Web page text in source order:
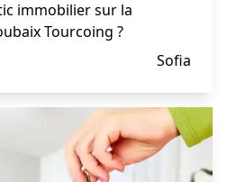
immobilier sur la
Tourcoing ?
Sofia